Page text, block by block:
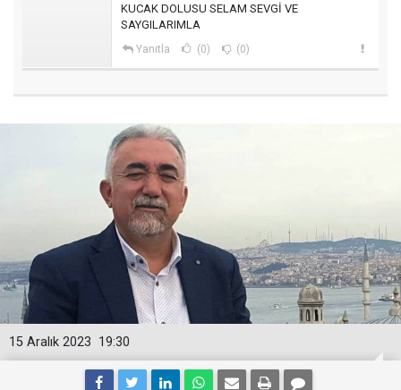
KUCAK DOLUSU SELAM SEVGİ VE
SAYGILARIMLA
Yanıtla (0) (0)
19:30
15 Aralık 2023